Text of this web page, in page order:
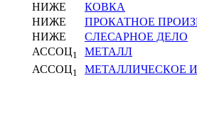
НИЖЕ
КОВКА
НИЖЕ
ПРОКАТНОЕ
НИЖЕ
СЛЕСАРНОЕ ДЕЛО
АССОЦ1
МЕТАЛЛ
АССОЦ1 МЕТАЛЛИЧЕСКОЕ